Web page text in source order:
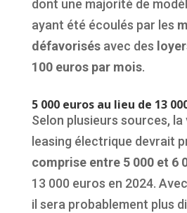
dont une majorité de
ayant été écoulés par les
défavorisésavec des
100 euros par mois.
5 000 euros au lieu de 13
Selon plusieurs sources, la
leasing électrique devrait
comprise entre 5 000 et 6
13 000 euros en 2024.
il sera probablement plus